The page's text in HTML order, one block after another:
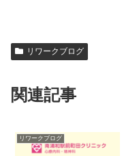
リワークブログ
関連記事
リワークブログ